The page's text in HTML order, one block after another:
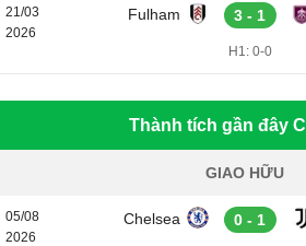
21/03
2026
Fulham 3 - 1
H1: 0-0
Thành tích gần đây
GIAO HỮU
05/08
2026
Chelsea 0 - 1